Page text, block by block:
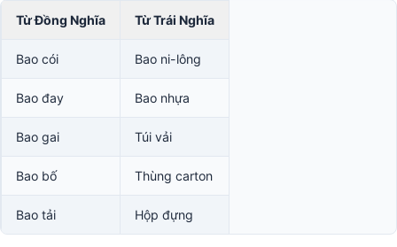
Từ Đồng Nghĩa Từ Trái Nghĩa
Bao cói Bao ni-lông
Bao đay Bao nhựa
Bao gai Túi vải
Bao bố Thùng carton
Bao tải Hộp đựng